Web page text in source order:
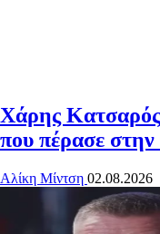
Χάρης
που πέρασε
Αλίκη Μίντση 02.08.2026